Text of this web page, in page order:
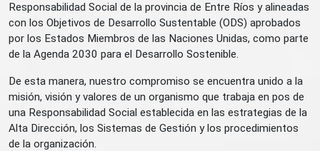
Responsabilidad Social de la provincia de Entre Ríos y alineadas
con los Objetivos de Desarrollo Sustentable (ODS) aprobados
por los Estados Miembros de las Naciones Unidas, como parte
de la Agenda 2030 para el Desarrollo Sostenible.
De esta manera, nuestro compromiso se encuentra unido a la
misión, visión y valores de un organismo que trabaja en pos de
una Responsabilidad Social establecida en las estrategias de la
Alta Dirección, los Sistemas de Gestión y los procedimientos
de la organización.